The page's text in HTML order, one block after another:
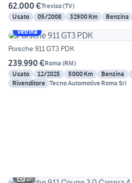
62.000 €Treviso(TV)
Usato
05/2008 32900 Km Benzina
Vetrina
Porsche 911 GT3 PDK
239.990 €Roma (RM)
Usato
12/2025 5000 Km Benzina
Rivenditore Tecno Automotive Roma Srl
17